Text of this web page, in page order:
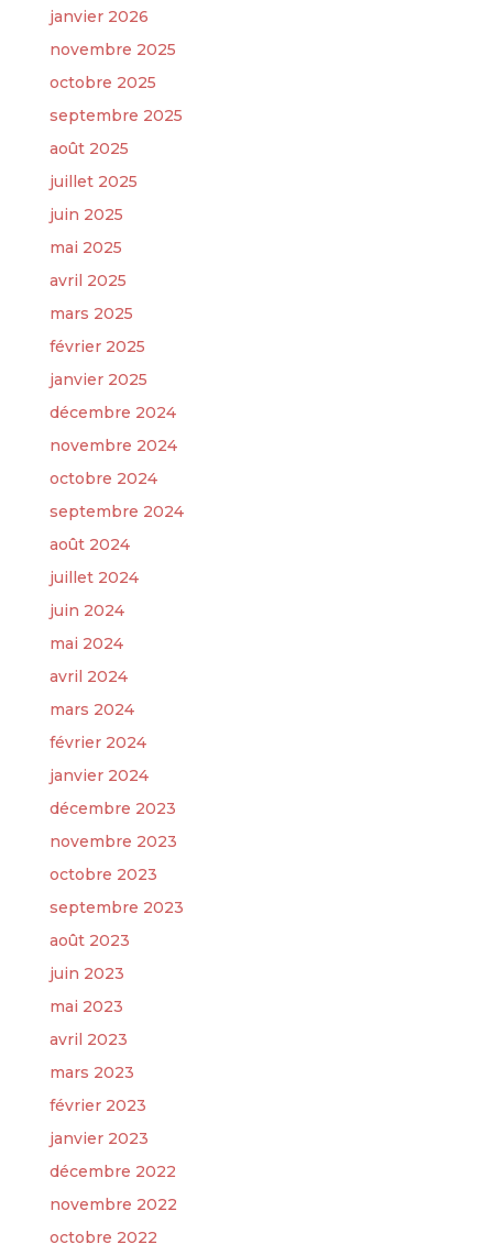
janvier 2026
novembre 2025
octobre 2025
septembre 2025
août 2025
juillet 2025
juin 2025
mai 2025
avril 2025
mars 2025
février 2025
janvier 2025
décembre 2024
novembre 2024
octobre 2024
septembre 2024
août 2024
juillet 2024
juin 2024
mai 2024
avril 2024
mars 2024
février 2024
janvier 2024
décembre 2023
novembre 2023
octobre 2023
septembre 2023
août 2023
juin 2023
mai 2023
avril 2023
mars 2023
février 2023
janvier 2023
décembre 2022
novembre 2022
octobre 2022